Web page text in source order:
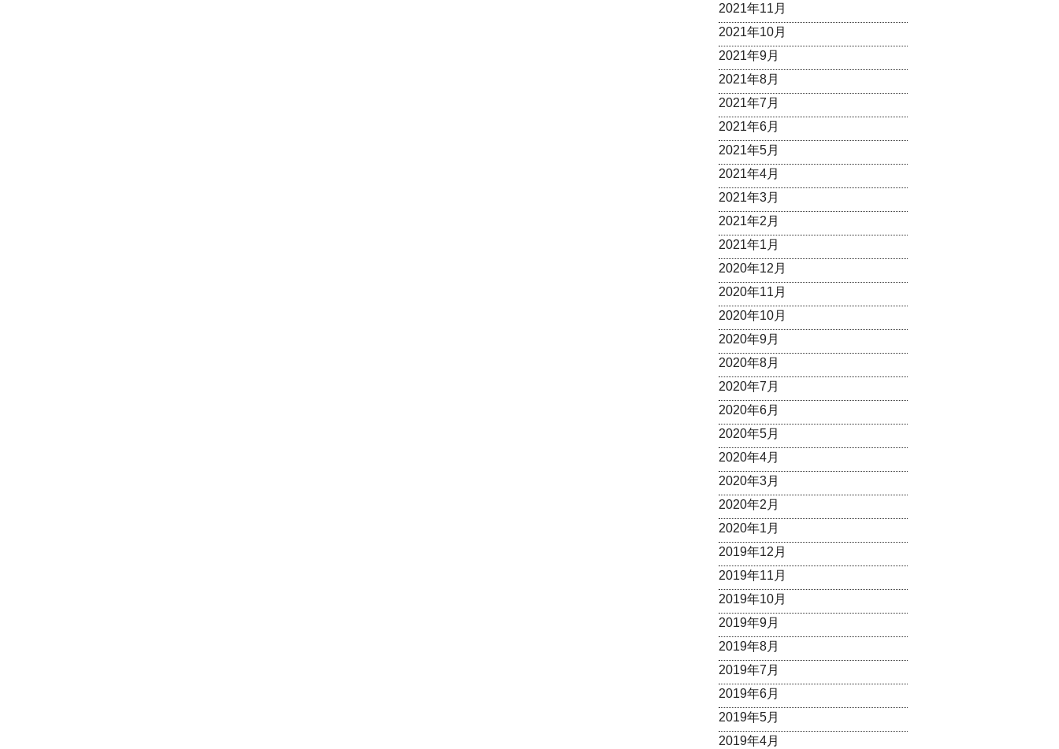
2021年11月
2021年10月
2021年9月
2021年8月
2021年7月
2021年6月
2021年5月
2021年4月
2021年3月
2021年2月
2021年1月
2020年12月
2020年11月
2020年10月
2020年9月
2020年8月
2020年7月
2020年6月
2020年5月
2020年4月
2020年3月
2020年2月
2020年1月
2019年12月
2019年11月
2019年10月
2019年9月
2019年8月
2019年7月
2019年6月
2019年5月
2019年4月